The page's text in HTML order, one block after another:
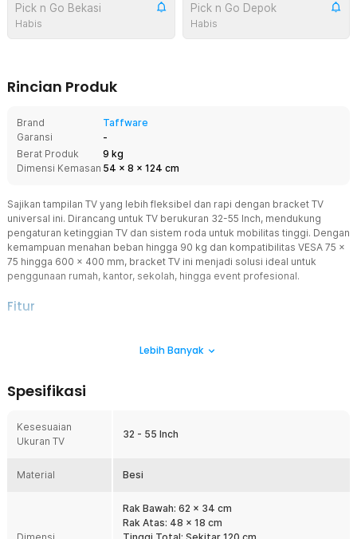
Pick n Go Bekasi
Habis
Pick n Go Depok
Habis
Rincian Produk
Brand
Taffware
Garansi
-
Berat Produk
9 kg
Dimensi Kemasan 54 x 8 x 124 cm
Sajikan tampilan TV yang lebih fleksibel dan rapi dengan bracket TV
universal ini. Dirancang untuk TV berukuran 32-55 Inch, mendukung
pengaturan ketinggian TV dan sistem roda untuk mobilitas tinggi. Dengan
kemampuan menahan beban hingga 90 kg dan kompatibilitas VESA 75 x
75 hingga 600 x 400 mm, bracket TV ini menjadi solusi ideal untuk
penggunaan rumah, kantor, sekolah, hingga event profesional.
Fitur
Telah mendukung VESA hingga 600 x 400 mm, memungkinkan Anda
beban tinggi yang memastikan distribusi berat TV lebih merata
Mobilitas Mudah Berkat Roda
Empat roda kokoh pada bagian dasar memudahkan Anda
mengangkatnya. Lebih bebas berputar ke berbagai arah karena
pengunci agar tidak mudah geser saat sudah ada di posisi
Lebih Banyak
Spesifikasi
Kesesuaian
Ukuran TV
32 - 55 Inch
Material Besi
Dimensi
Rak Bawah: 62 x 34 cm
Rak Atas: 48 x 18 cm
Tinggi Total: Sekitar 120 cm